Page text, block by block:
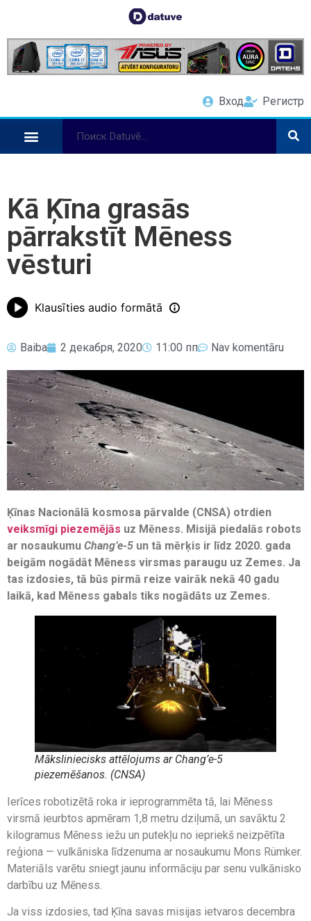
Вход Регистр
Kā Ķīna grasās
pārrakstīt Mēness
vēsturi
Klausīties audio formātā
Baiba 2 декабря, 2020 11:00 пп Nav komentāru
Ķīnas Nacionālā kosmosa pārvalde (CNSA) otrdien
veiksmīgi piezemējās uz Mēness. Misijā piedalās robots
ar nosaukumu Chang’e-5 un tā mērķis ir līdz 2020. gada
beigām nogādāt Mēness virsmas paraugu uz Zemes. Ja
tas izdosies, tā būs pirmā reize vairāk nekā 40 gadu
laikā, kad Mēness gabals tiks nogādāts uz Zemes.
Māksliniecisks attēlojums ar Chang’e-5
piezemēšanos. (CNSA)
Ierīces robotizētā roka ir ieprogrammēta tā, lai Mēness
virsmā ieurbtos apmēram 1,8 metru dziļumā, un savāktu 2
kilogramus Mēness iežu un putekļu no iepriekš neizpētīta
reģiona — vulkāniska līdzenuma ar nosaukumu Mons Rümker.
Materiāls varētu sniegt jaunu informāciju par senu vulkānisko
darbību uz Mēness.
Ja viss izdosies, tad Ķīna savas misijas ietvaros decembra